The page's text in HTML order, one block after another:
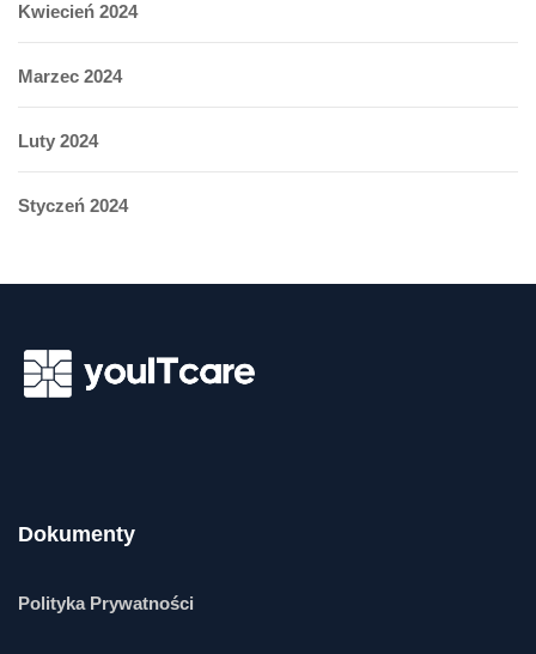
Kwiecień 2024
Marzec 2024
Luty 2024
Styczeń 2024
Dokumenty
Polityka Prywatności